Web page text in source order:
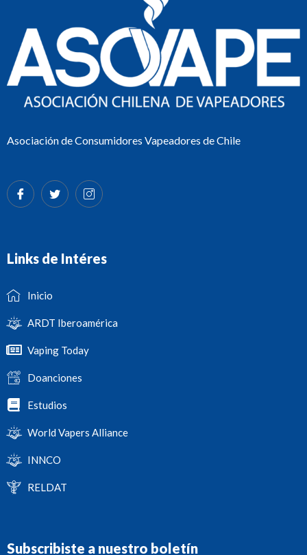
Asociación de Consumidores Vapeadores de Chile
Links de Intéres
Inicio
ARDT Iberoamérica
Vaping Today
Doanciones
Estudios
World Vapers Alliance
INNCO
RELDAT
Subscribiste a nuestro boletín